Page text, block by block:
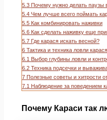
5.3 Почему нужно делать паузы
5.4 Чем лучше всего поймать
5.5 Как комбинировать наживки
5.6 Как сделать наживку еще
5.7 Где карася искать весной?
6 Тактика и техника ловли карася
6.1 Выбор глубины ловли и
6.2 Техника подсечки и
7 Полезные советы и хитрости
7.1 Наблюдение за поведением
Почему Караси так